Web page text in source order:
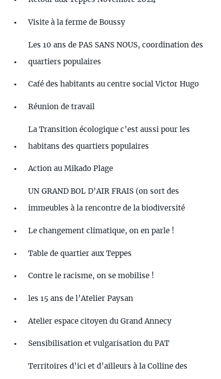
Visite à la ferme de Boussy
Les 10 ans de PAS SANS NOUS, coordination des
quartiers populaires
Café des habitants au centre social Victor Hugo
Réunion de travail
La Transition écologique c’est aussi pour les
habitans des quartiers populaires
Action au Mikado Plage
UN GRAND BOL D’AIR FRAIS (on sort des
immeubles à la rencontre de la biodiversité
Le changement climatique, on en parle !
Table de quartier aux Teppes
Contre le racisme, on se mobilise !
les 15 ans de l’Atelier Paysan
Atelier espace citoyen du Grand Annecy
Sensibilisation et vulgarisation du PAT
Territoires d’ici et d’ailleurs à la Colline des